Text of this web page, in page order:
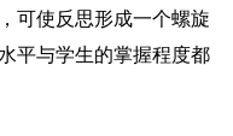
可使反思形成一个螺旋
平与学生的掌握程度都